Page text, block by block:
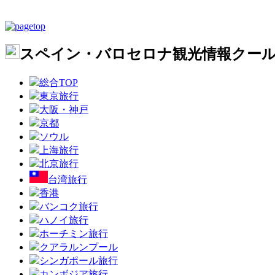
スペイン・バロセロナ観光情報クー
総合TOP
東京旅行
大阪・神戸
京都
ソウル
上海旅行
北京旅行
台湾旅行
香港
バンコク旅行
ハノイ旅行
ホーチミン旅行
クアラルンプール
シンガポール旅行